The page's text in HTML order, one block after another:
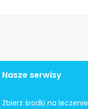
Nasze serwisy
Zbierz środki na leczenie